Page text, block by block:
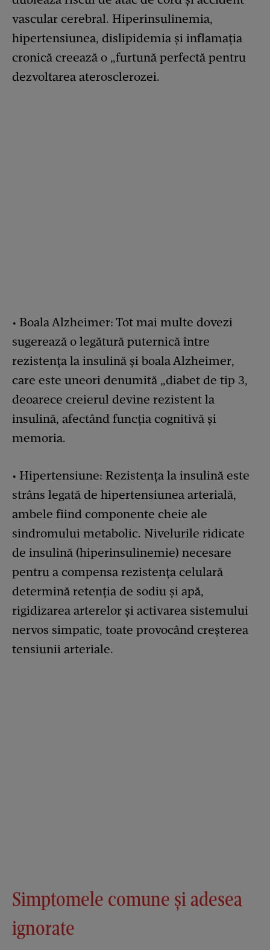
vascular cerebral. Hiperinsulinemia,
hipertensiunea, dislipidemia și inflamația
cronică creează o „furtună perfectă pentru
dezvoltarea aterosclerozei.
• Boala Alzheimer: Tot mai multe dovezi
sugerează o legătură puternică între
rezistența la insulină și boala Alzheimer,
care este uneori denumită „diabet de tip 3,
deoarece creierul devine rezistent la
insulină, afectând funcția cognitivă și
memoria.
• Hipertensiune: Rezistența la insulină este
strâns legată de hipertensiunea arterială,
ambele fiind componente cheie ale
sindromului metabolic. Nivelurile ridicate
de insulină (hiperinsulinemie) necesare
pentru a compensa rezistența celulară
determină retenția de sodiu și apă,
rigidizarea arterelor și activarea sistemului
nervos simpatic, toate provocând creșterea
tensiunii arteriale.
Simptomele comune și adesea
ignorate